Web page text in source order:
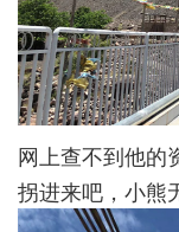
网上查不到他的
拐进来吧，小熊